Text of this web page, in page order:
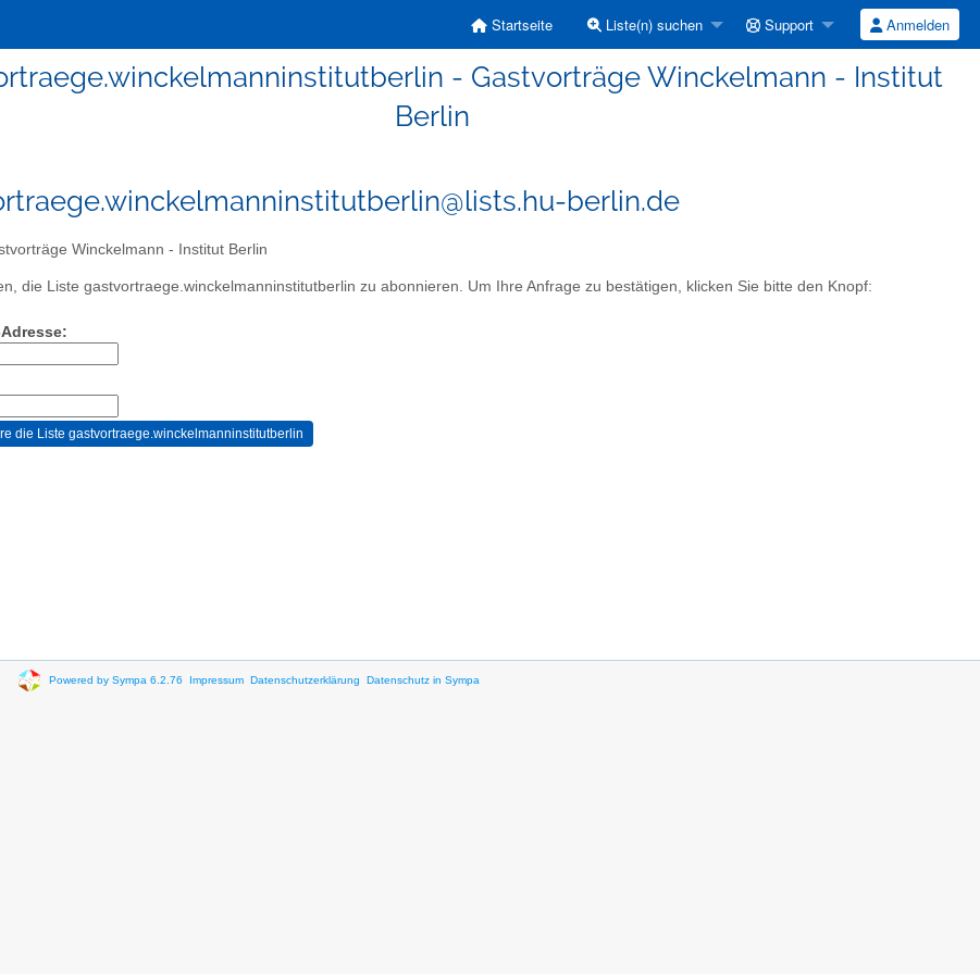
Startseite Liste(n) suchen Support Anmelden
- Gastvorträge Winckelmann - Institut
Berlin
berlin.de
Winckelmann - Institut Berlin
die Liste gastvortraege.winckelmanninstitutberlin zu abonnieren. Um Ihre Anfrage zu bestätigen, klicken Sie bitte den Knopf:
Powered by Sympa 6.2.76 Impressum Datenschutzerklärung Datenschutz in Sympa